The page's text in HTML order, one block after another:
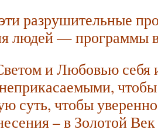
разрушительные
людей — программы
и Любовью себя
суть, чтобы
– в Золотой